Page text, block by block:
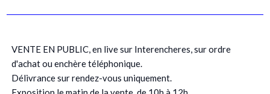
VENTE EN PUBLIC, en live sur Interencheres, sur ordre
d'achat ou enchère téléphonique.
Délivrance sur rendez-vous uniquement.